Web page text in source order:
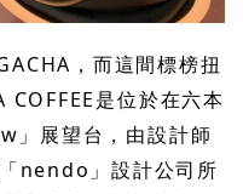
，而這間標榜扭
是位於在六本
」展望台，由設計師
nendo」設計公司所